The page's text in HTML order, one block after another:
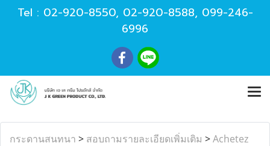
Tel : 02-920-8550, 02-920-8588, 099-246-
6996
กระดานสนทนา > สอบถามรายละเอียดเพิ่มเติม >Achetez